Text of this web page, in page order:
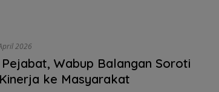
2026
Wabup Balangan Soroti
ke Masyarakat